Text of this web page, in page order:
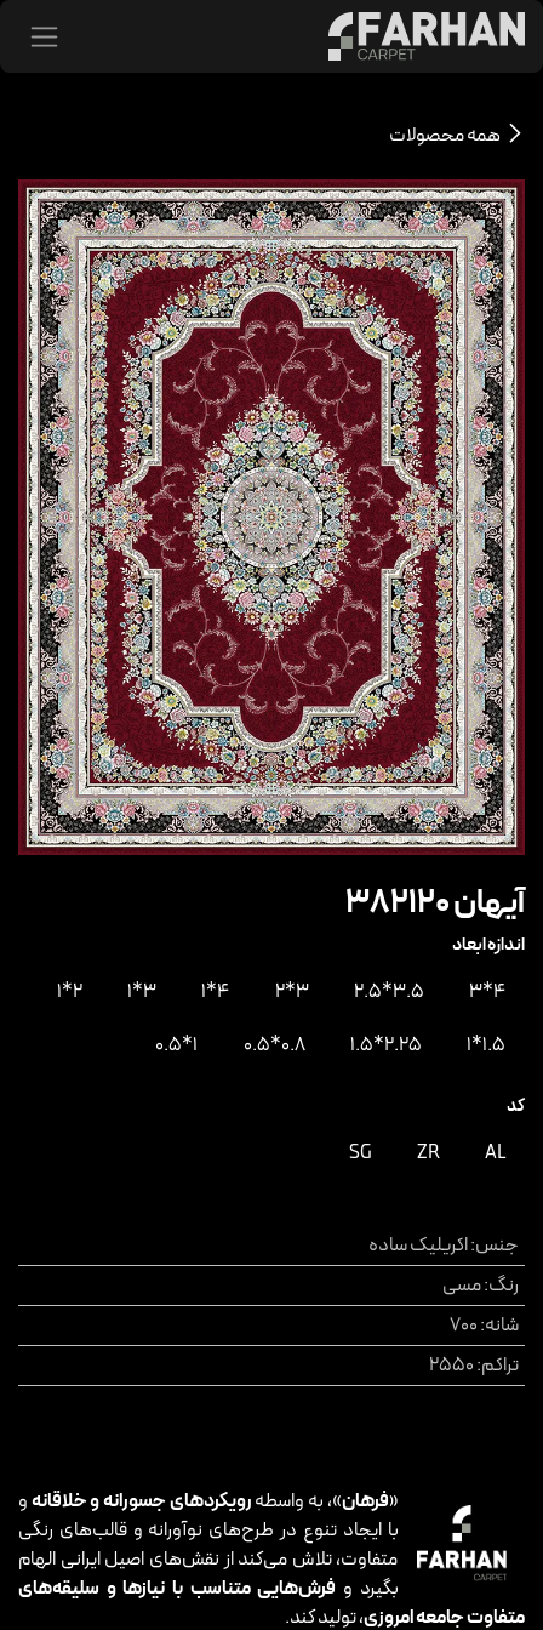
رد شدن به محتوا
همه محصولات
آیهان 382120
اندازه ابعاد
4*3
3.5*2.5
3*2
4*1
3*1
2*1
1.5*1
2.25*1.5
0.8*0.5
1*0.5
کد
AL
ZR
SG
جنس:اکریلیک ساده
رنگ:مسی
شانه:
700
تراکم:
2550
«فرهان»، به واسطهرویکردهای جسورانه و خلاقانهو
با ایجاد تنوع در طرح‌های نوآورانه و قالب‌های رنگی
متفاوت، تلاش می‌کند از نقش‌های اصیل ایرانی الهام
بگیرد و فرش‌هایی متناسب با نیازها و سلیقه‌های
متفاوت جامعه امروزی، تولید کند.